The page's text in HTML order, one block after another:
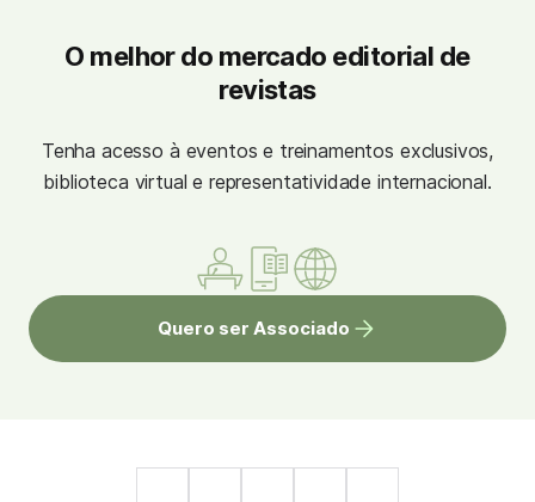
O melhor do mercado editorial de
revistas
Tenha acesso à eventos e treinamentos exclusivos,
biblioteca virtual e representatividade internacional.
Quero ser Associado